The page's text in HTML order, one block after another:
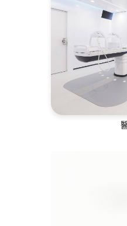
通過全方位的
同年